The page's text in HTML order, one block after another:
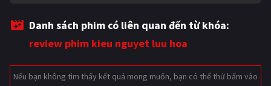
Viễn tưởng Khoa học - Tài liệu
Tình cảm - Lãng mạn Kỳ ảo
Danh sách phim có liên quan đến từ khóa:
review phim kieu nguyet luu hoa
Nếu bạn không tìm thấy kết quả mong muốn, bạn có thể thử bấm vào